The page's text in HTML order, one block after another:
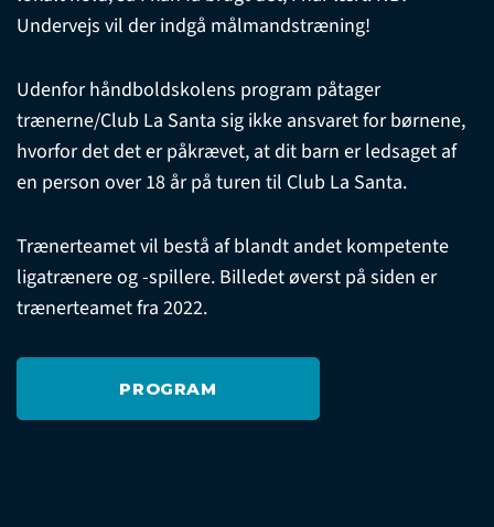
Undervejs vil der indgå målmandstræning!
Udenfor håndboldskolens program påtager
trænerne/Club La Santa sig ikke ansvaret for børnene,
hvorfor det det er påkrævet, at dit barn er ledsaget af
en person over 18 år på turen til Club La Santa.
Trænerteamet vil bestå af blandt andet kompetente
ligatrænere og -spillere. Billedet øverst på siden er
trænerteamet fra 2022.
PROGRAM